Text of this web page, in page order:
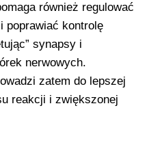
również regulować
poprawiać kontrolę
synapsy i
nerwowych.
zatem do lepszej
reakcji i zwiększonej